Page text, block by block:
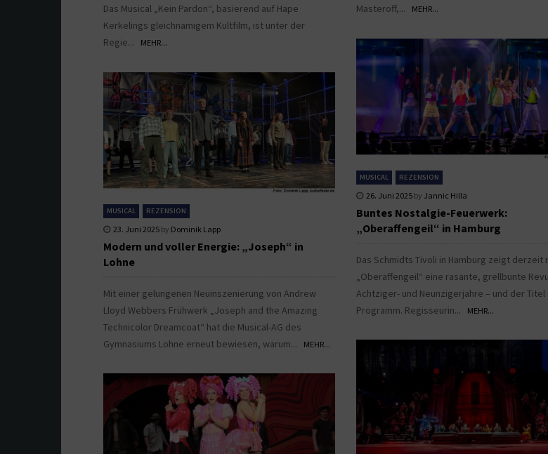
Masteroff,...
MEHR...
Das Musical „Kein Pardon“, basierend auf Hape
Kerkelings gleichnamigem Kultfilm, ist unter der
Regie...
MEHR...
MUSICAL REZENSION
26. Juni 2025 by Jannic Hilla
Buntes Nostalgie-Feuerwerk:
„Oberaffengeil“ in Hamburg
Das Schmidts Tivoli in Hamburg zeigt derzeit
„Oberaffengeil“ eine rasante, grellbunte
Achtziger- und Neunzigerjahre – und der Titel
Programm. Regisseurin...
MEHR...
MUSICAL REZENSION
23. Juni 2025 by Dominik Lapp
Modern und voller Energie: „Joseph“ in
Lohne
Mit einer gelungenen Neuinszenierung von Andrew
Lloyd Webbers Frühwerk „Joseph and the Amazing
Technicolor Dreamcoat“ hat die Musical-AG des
Gymnasiums Lohne erneut bewiesen, warum...
MEHR...